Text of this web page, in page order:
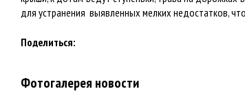
для устранения выявленных мелких недостатков,
Поделиться:
Фотогалерея новости